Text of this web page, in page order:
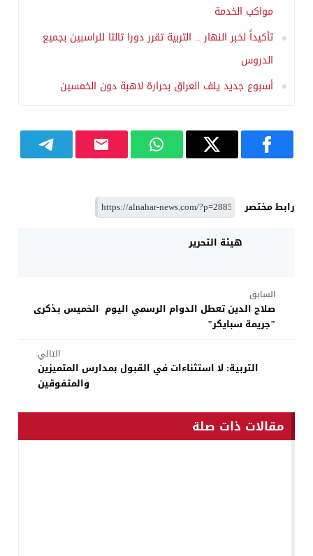
مواكب الخدمة
تأكيداً لخبر النهار .. التربية تقرر دورا ثالثا للراسبين بجميع
الدروس
أسبوع جديد يلف العراق بحرارة لاهبة دون الخمسين
رابط مختصر
هيئة التحرير
السابق
صلاح الدين تعطل الدوام الرسمي اليوم الخميس بذكرى
"جريمة سبايكر"
التالي
التربية: لا استثناءات في القبول بمدارس المتميزين
والمتفوقين
مقالات ذات صلة